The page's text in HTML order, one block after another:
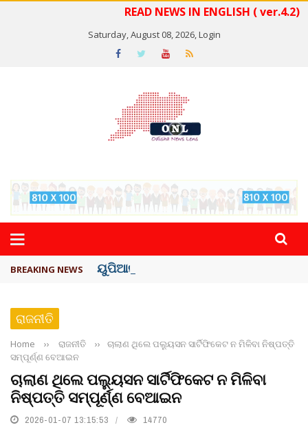
READ NEWS IN ENGLISH ( ver.4.2)
Saturday, August 08, 2026,Login
BREAKING NEWS ୟୁପିଆଇ ଓ ଅନ୍ୟାନ୍ୟ ଡିଜିଟାଲ୍ ନେଣଦେଣ ...
ରାଜନୀତି
Home ›› ରାଜନୀତି ››
ଚାଲାଣ ଥିଲେ ପଲୁ୍ୟସନ ସାର୍ଟିଫିକେଟ ନ ମିଳିବା ନିଷ୍ପତ୍ତି
ସମ୍ପୂର୍ଣ୍ଣ ବେଆଇନ
ଚାଲାଣ ଥିଲେ ପଲୁ୍ୟସନ ସାର୍ଟିଫିକେଟ ନ ମିଳିବା
ନିଷ୍ପତ୍ତି ସମ୍ପୂର୍ଣ୍ଣ ବେଆଇନ
2026-01-07 13:15:53 14770